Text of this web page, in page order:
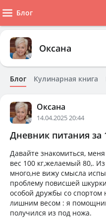
Блог
Оксана
Блог Кулинарная книга
Оксана
14.04.2025 20:44
Дневник питания за
Давайте знакомиться,
вес 100 кг,желаемый 80,.
много,не вижу смысла
проблему повисшей
особой дружбы со
лишним весом : я
получился из под ножа.